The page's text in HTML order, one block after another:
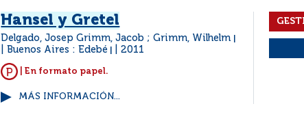
Hansel y Gretel
Delgado, Josep Grimm, Jacob ; Grimm, Wilhelm
Buenos Aires : Edebé 2011
| En formato papel.
MÁS INFORMACIÓN...